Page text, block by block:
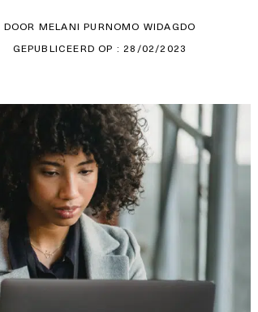
DOOR MELANI PURNOMO WIDAGDO
GEPUBLICEERD OP : 28/02/2023